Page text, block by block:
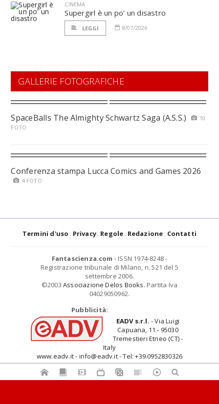
CINEMA
Supergirl è un po' un disastro
LEGGI 8/07/2026
GALLERIE FOTOGRAFICHE
SpaceBalls The Almighty Schwartz Saga (A.S.S.)
10
FOTO
Conferenza stampa Lucca Comics and Games 2026
4 FOTO
Termini d'uso Privacy Regole Redazione Contatti
Fantascienza.com - ISSN 1974-8248 -
Registrazione tribunale di Milano, n. 521 del 5
settembre 2006.
©2003 Associazione Delos Books. Partita Iva
04029050962.
Pubblicità:
EADV s.r.l. - Via Luigi
Capuana, 11 - 95030
Tremestieri Etneo (CT) -
Italy
www.eadv.it - info@eadv.it - Tel: +39.0952830326